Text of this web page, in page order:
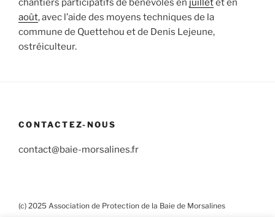
chantiers participatifs de bénévoles en juilletet en
août, avec l’aide des moyens techniques de la
commune de Quettehou et de Denis Lejeune,
ostréiculteur.
CONTACTEZ-NOUS
contact@baie-morsalines.fr
(c) 2025 Association de Protection de la Baie de Morsalines